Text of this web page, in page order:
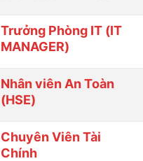
Trưởng Phòng IT (IT
MANAGER)
Nhân viên An Toàn
(HSE)
Chuyên Viên Tài
Chính